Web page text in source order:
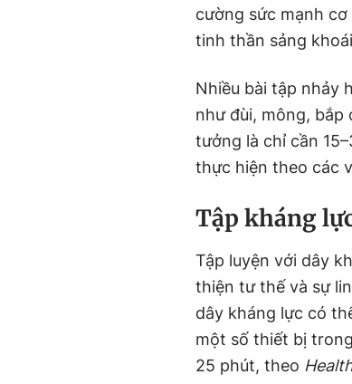
cường sức mạnh
tinh thần sảng
Nhiều bài tập nhảy
như đùi, mông, bắp
tưởng là chỉ cần
thực hiện theo các
Tập kháng
Tập luyện với dây
thiện tư thế và sự
dây kháng lực có
một số thiết bị
25 phút, theo